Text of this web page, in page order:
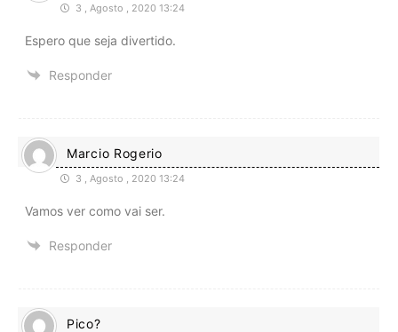
3 , Agosto , 2020 13:24
Espero que seja divertido.
Responder
Marcio Rogerio
3 , Agosto , 2020 13:24
Vamos ver como vai ser.
Responder
Pico?